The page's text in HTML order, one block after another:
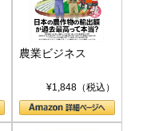
農業ビジネス
¥1,848（税込）